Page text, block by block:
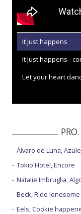
It just happens
It just happens -
Let your heart
Álvaro de Luna,
Tokio Hotel, Encore
Natalie Imbruglia,
Beck, Ride lonesome
Eels, Cookie